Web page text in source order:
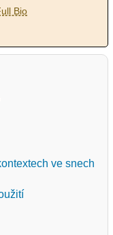
Bio
ve snech